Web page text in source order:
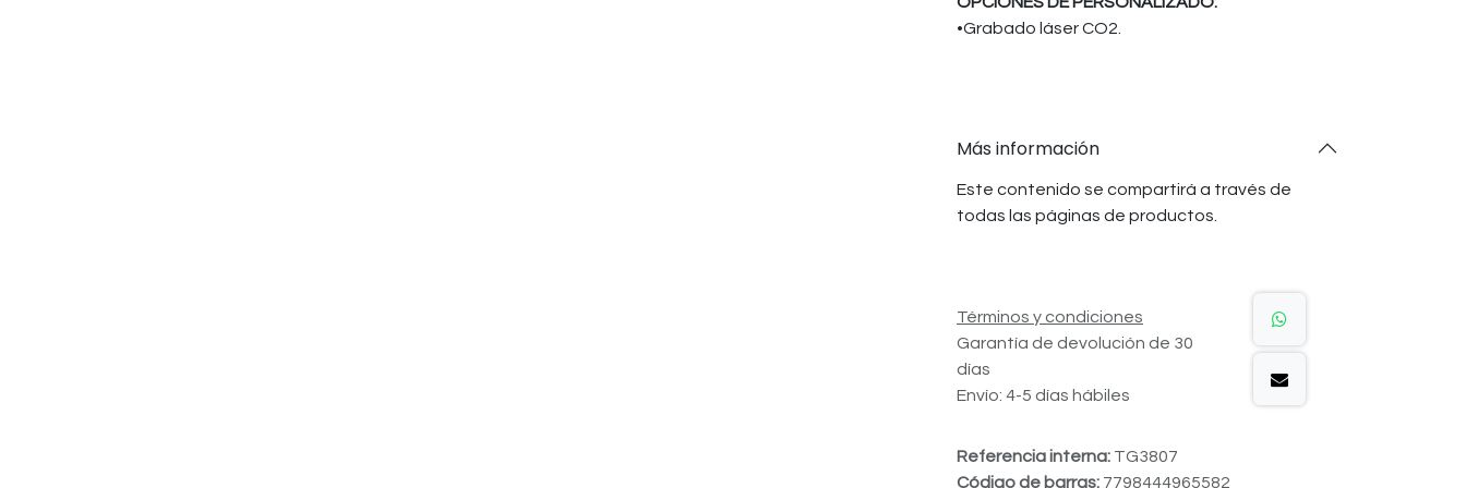
•Grabado láser CO2.
Más información
Este contenido se compartirá a través de
todas las páginas de productos.
Términos y condiciones
Garantía de devolución de 30
días
Envío: 4-5 días hábiles
Referencia interna: TG3807
Código de barras: 7798444965582